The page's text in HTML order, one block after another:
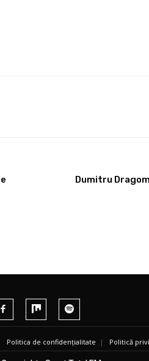
Dumitru
Politica de confidențialitate | Politică